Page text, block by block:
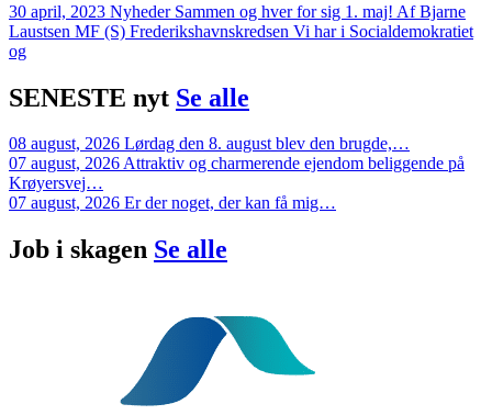
30 april, 2023 Nyheder Sammen og hver for sig 1. maj! Af Bjarne
Laustsen MF (S) Frederikshavnskredsen Vi har i Socialdemokratiet
og
SENESTE nyt Se alle
08 august, 2026 Lørdag den 8. august blev den brugde,…
07 august, 2026Attraktiv og charmerende ejendom beliggende på
Krøyersvej…
07 august, 2026 Er der noget, der kan få mig…
Job i skagen Se alle